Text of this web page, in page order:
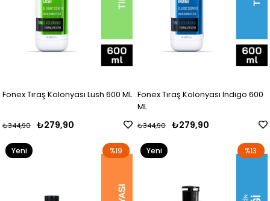
Fonex Tıraş Kolonyası Lush 600 ML
₺279,90
₺344,90
Fonex Tıraş Kolonyası Indigo 600
ML
₺279,90
₺344,90
%19
Yeni
%13
Yeni